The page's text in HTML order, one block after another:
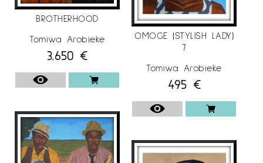
BROTHERHOOD
Tomiwa Arobieke
3.650 €
OMOGE (STYLISH LADY)
7
Tomiwa Arobieke
495 €